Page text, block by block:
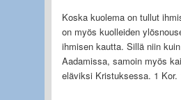
Koska kuolema on tullut
on myös kuolleiden
ihmisen kautta. Sillä niin
Aadamissa, samoin myös
eläviksi Kristuksessa. 1 Kor.